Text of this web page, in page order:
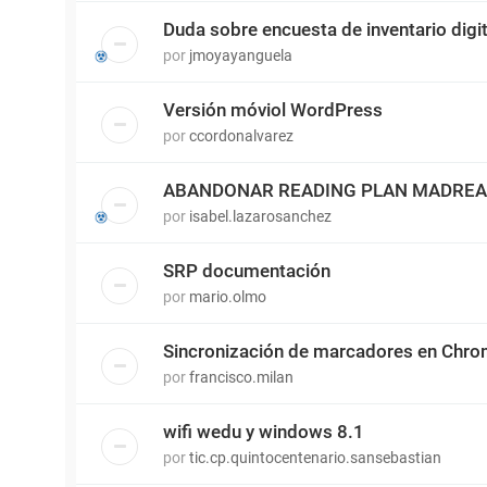
Duda sobre encuesta de inventario
por jmoyayanguela
Versión móviol WordPress
porccordonalvarez
ABANDONAR READING PLAN
por isabel.lazarosanchez
SRP documentación
por mario.olmo
Sincronización de marcadores en
porfrancisco.milan
wifi wedu y windows 8.1
portic.cp.quintocentenario.sansebastian